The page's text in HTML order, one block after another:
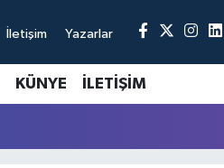
İletişim Yazarlar
KÜNYE İLETİŞİM